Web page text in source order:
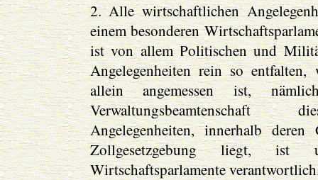
2. Alle wirtschaftlichen
einem besonderen
ist von allem Politischen und
Angelegenheiten rein so
allein angemessen ist,
Verwaltungsbeamtenschaft
Angelegenheiten, innerhalb
Zollgesetzgebung liegt, ist
Wirtschaftsparlamente